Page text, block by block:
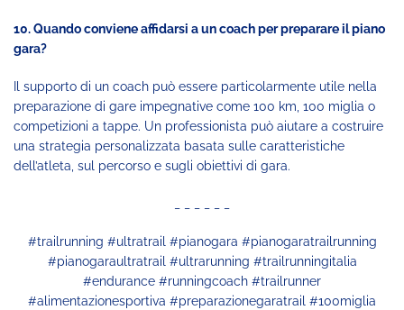
10. Quando conviene affidarsi a un coach per preparare il piano
gara?
Il supporto di un coach può essere particolarmente utile nella
preparazione di gare impegnative come 100 km, 100 miglia o
competizioni a tappe. Un professionista può aiutare a costruire
una strategia personalizzata basata sulle caratteristiche
dell’atleta, sul percorso e sugli obiettivi di gara.
#trailrunning #ultratrail #pianogara #pianogaratrailrunning
#pianogaraultratrail #ultrarunning #trailrunningitalia
#endurance #runningcoach #trailrunner
#alimentazionesportiva #preparazionegaratrail #100miglia